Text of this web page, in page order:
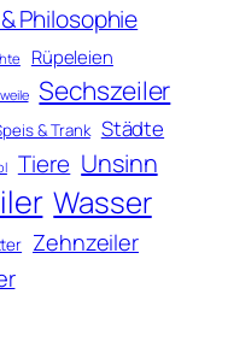
Philosophie
Rüpeleien
Sechszeiler
& Trank Städte
Tiere Unsinn
Wasser
Zehnzeiler